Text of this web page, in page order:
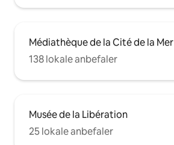
Médiathèque de la Cité de la Mer
138 lokale anbefaler
Musée de la Libération
25 lokale anbefaler